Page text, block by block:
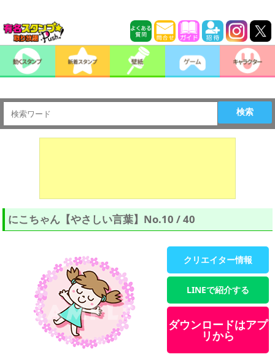
検索
にこちゃん【やさしい言葉】No.10 / 40
クリエイター情報
LINEで紹介する
ダウンロードはアプ
リから